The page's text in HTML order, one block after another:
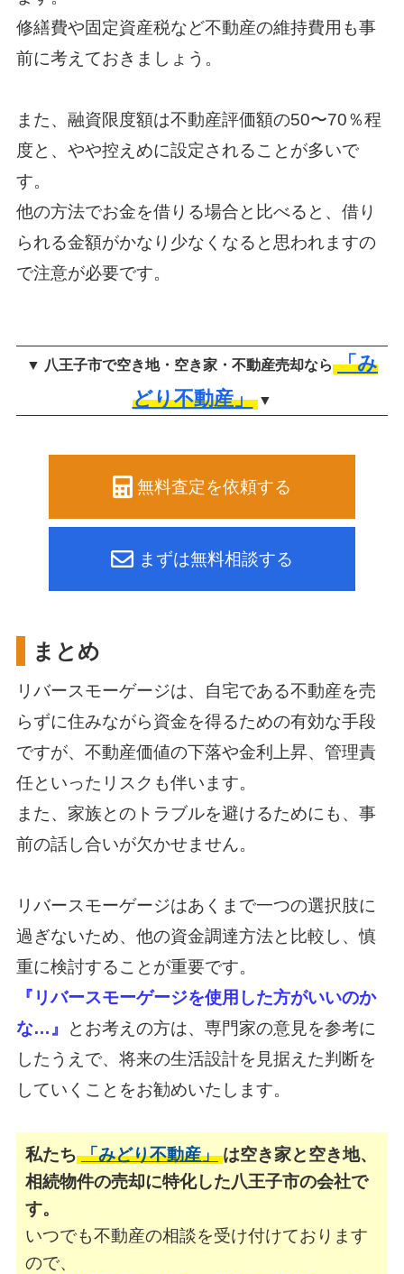
修繕費や固定資産税など不動産の維持費用も事
前に考えておきましょう。
また、融資限度額は不動産評価額の50〜70％程
度と、やや控えめに設定されることが多いで
す。
他の方法でお金を借りる場合と比べると、借り
られる金額がかなり少なくなると思われますの
で注意が必要です。
▼ 八王子市で空き地・空き家・不動産売却なら 「み
どり不動産」 ▼
無料査定を依頼する
まずは無料相談する
まとめ
リバースモーゲージは、自宅である不動産を売
らずに住みながら資金を得るための有効な手段
ですが、 不動産価値の下落や金利上昇、管理責
任といったリスクも伴います。
また、家族とのトラブルを避けるためにも、事
前の話し合いが欠かせません。
リバースモーゲージはあくまで一つの選択肢に
過ぎないため、 他の資金調達方法と比較し、慎
重に検討することが重要です。
『リバースモーゲージを使用した方がいいのか
な…』
とお考えの方は、専門家の意見を参考に
したうえで、将来の生活設計を見据えた判断を
していくことをお勧めいたします。
私たち 「みどり不動産」 は空き家と空き地、
相続物件の売却に特化した八王子市の会社で
す。
いつでも不動産の相談を受け付けております
ので、